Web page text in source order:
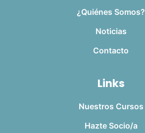
¿Quiénes Somos?
Noticias
Contacto
Links
Nuestros Cursos
Hazte Socio/a